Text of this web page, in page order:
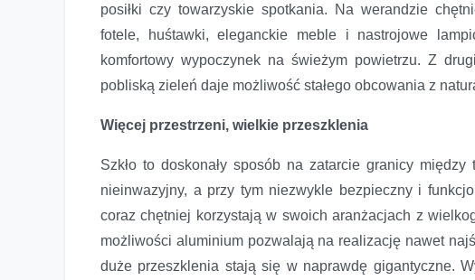
posiłki czy towarzyskie spotkania. Na werandzie
fotele, huśtawki, eleganckie meble i nastrojowe
komfortowy wypoczynek na świeżym powietrzu. Z
pobliską zieleń daje możliwość stałego obcowania z
Więcej przestrzeni, wielkie przeszklenia
Szkło to doskonały sposób na zatarcie granicy
nieinwazyjny, a przy tym niezwykle bezpieczny i
coraz chętniej korzystają w swoich aranżacjach z
możliwości aluminium pozwalają na realizację nawet
duże przeszklenia stają się w naprawdę gigantyczne.